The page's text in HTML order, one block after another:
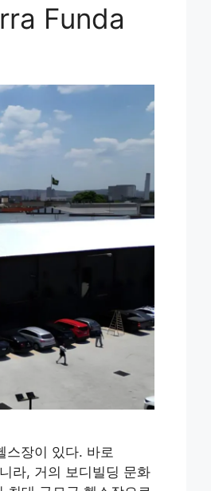
Funda
스장이 있다. 바로
라, 거의 보디빌딩 문화